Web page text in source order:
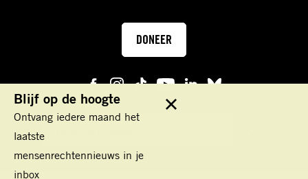
DONEER
E-
mail
Blijf op de hoogte
Ontvang iedere maand het
laatste
mensenrechtennieuws in je
inbox
Sluit